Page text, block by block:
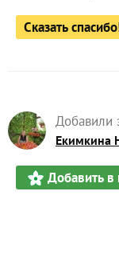
Сказать
Добавили
Екимкина
Добавить в